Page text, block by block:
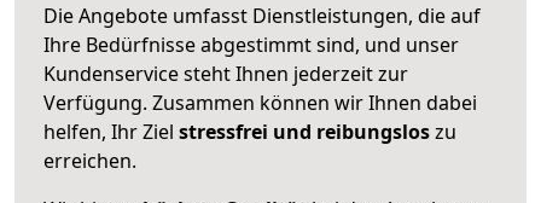
Die Angebote umfasst Dienstleistungen, die auf
Ihre Bedürfnisse abgestimmt sind, und unser
Kundenservice steht Ihnen jederzeit zur
Verfügung. Zusammen können wir Ihnen dabei
helfen, Ihr Ziel stressfrei und reibungsloszu
erreichen.